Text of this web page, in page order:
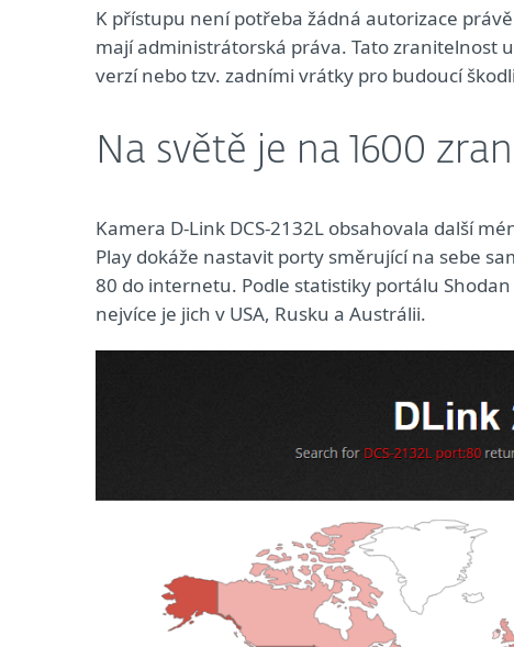
K přístupu není potřeba žádná autorizace
mají administrátorská práva. Tato
verzí nebo tzv. zadními vrátky pro budoucí
Na světě je na 1600
Kamera D-Link DCS-2132L obsahovala další
Play dokáže nastavit porty směrující na sebe
80 do internetu. Podle statistiky portálu
nejvíce je jich v USA, Rusku a Austrálii.